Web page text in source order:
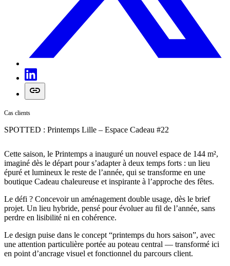
Cas clients
SPOTTED : Printemps Lille – Espace Cadeau #22
Cette saison, le Printemps a inauguré un nouvel espace de 144 m²,
imaginé dès le départ pour s’adapter à deux temps forts : un lieu
épuré et lumineux le reste de l’année, qui se transforme en une
boutique Cadeau chaleureuse et inspirante à l’approche des fêtes.
Le défi ? Concevoir un aménagement double usage, dès le brief
projet. Un lieu hybride, pensé pour évoluer au fil de l’année, sans
perdre en lisibilité ni en cohérence.
Le design puise dans le concept “printemps du hors saison”, avec
une attention particulière portée au poteau central — transformé ici
en point d’ancrage visuel et fonctionnel du parcours client.